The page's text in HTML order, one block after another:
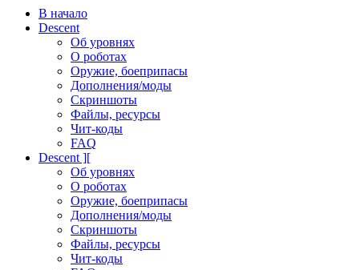
В начало
Descent
Об уровнях
О роботах
Оружие, боеприпасы
Дополнения/моды
Скриншоты
Файлы, ресурсы
Чит-коды
FAQ
Descent ][
Об уровнях
О роботах
Оружие, боеприпасы
Дополнения/моды
Скриншоты
Файлы, ресурсы
Чит-коды